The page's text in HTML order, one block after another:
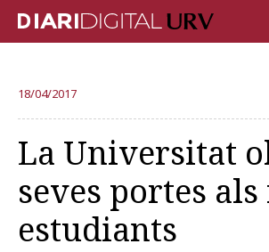
RECERCA
DOCÈNCIA
INSTITUCIÓ
VIDA AL CAMPUS
18/04/2017
La Universitat
seves portes
estudiants